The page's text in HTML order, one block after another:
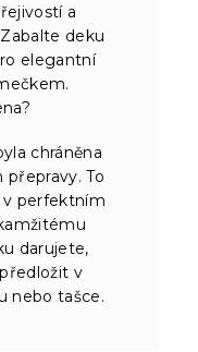
a
Zabalte deku
elegantní
chráněna
To
v perfektním
darujete,
v
nebo tašce.